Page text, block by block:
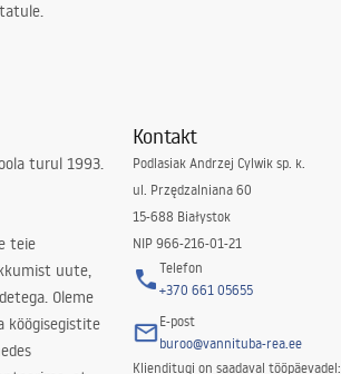
turul 1993.
teie
uute,
Oleme
köögisegistite
Kontakt
Podlasiak Andrzej Cylwik sp. k.
ul. Przędzalniana 60
15-688 Białystok
NIP 966-216-01-21
Telefon
+370 661 05655
E-post
buroo@vannituba-rea.ee
Klienditugi on saadaval tööpäevadel: